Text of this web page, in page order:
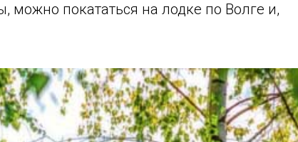
можно покататься на лодке по Волге и,